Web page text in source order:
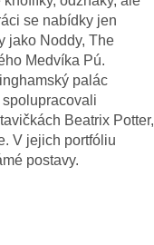
se nabídky jen
jako Noddy, The
Medvíka Pú.
palác
Beatrix Potter,
V jejich portfóliu
postavy.